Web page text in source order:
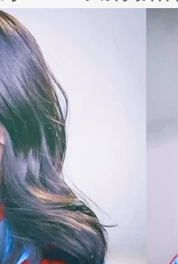
冬季绚烂，少
若......